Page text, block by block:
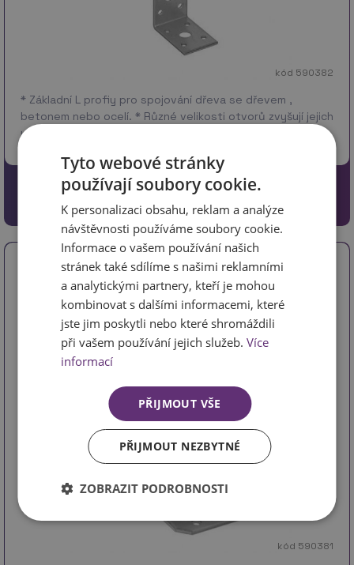
kód 590382
* Základní L profiy pro spojování dřeva se dřevem ,
betonem nebo ocelí. * Různé velikosti otvorů zvyšují jejich
univerzálnost a umožňují montáž na různých typech
15.7 Kč bez DPH
Úhelník spojovací 70 x 70 x 55 x 2,5 KL2
kód 590381
Tyto webové stránky
používají soubory cookie.
K personalizaci obsahu, reklam a analýze
návštěvnosti používáme soubory cookie.
Informace o vašem používání našich
stránek také sdílíme s našimi reklamními
a analytickými partnery, kteří je mohou
kombinovat s dalšími informacemi, které
jste jim poskytli nebo které shromáždili
při vašem používání jejich služeb.Více
informací
PŘIJMOUT VŠE
PŘIJMOUT NEZBYTNÉ
ZOBRAZIT PODROBNOSTI